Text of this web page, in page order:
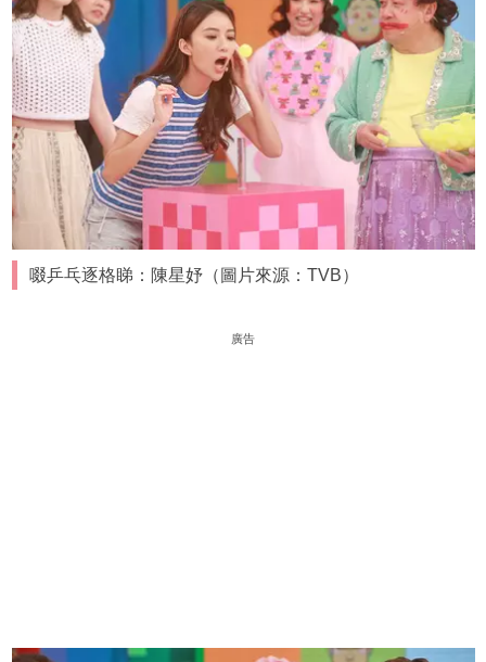
啜乒乓逐格睇：陳星妤（圖片來源：TVB）
廣告